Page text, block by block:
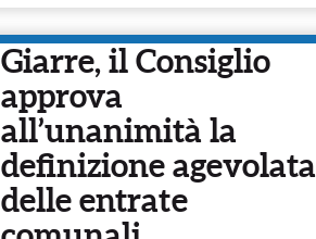
Giarre, il Consiglio
approva
all’unanimità la
definizione agevolata
delle entrate